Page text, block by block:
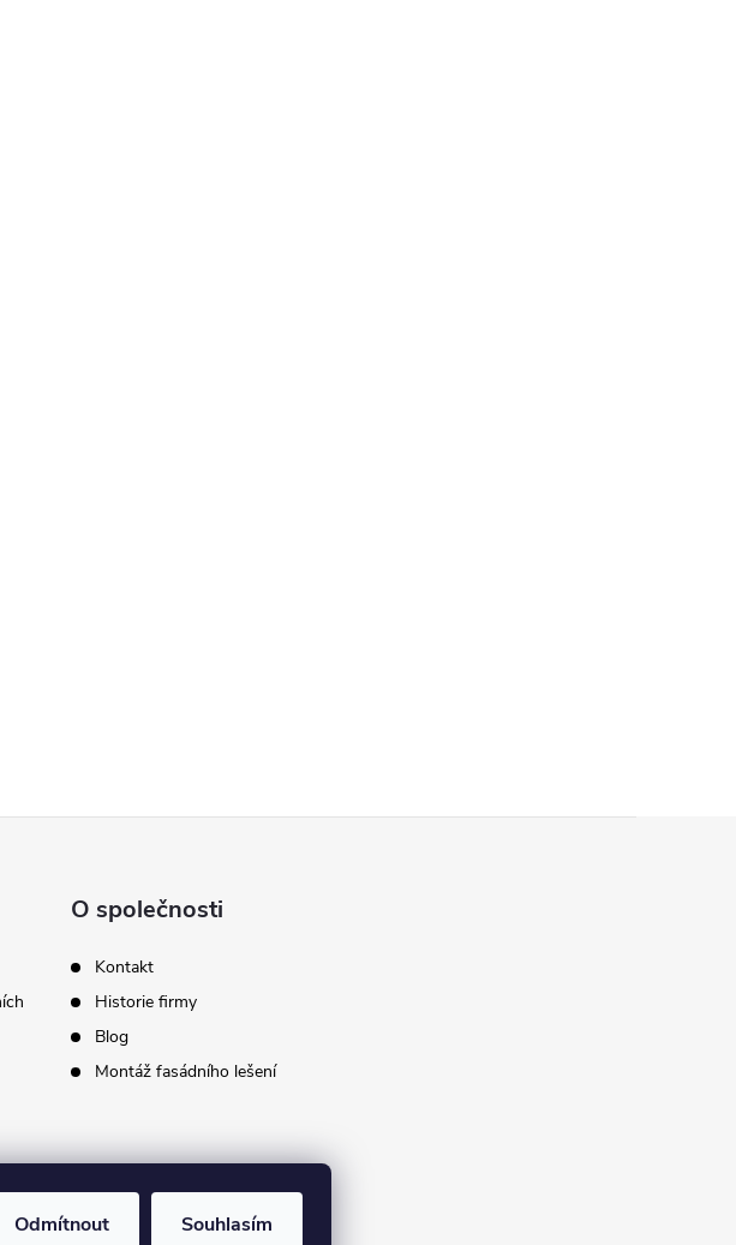
Odmítnout Souhlasím
O společnosti
Kontakt
Historie firmy
Blog
Montáž fasádního lešení